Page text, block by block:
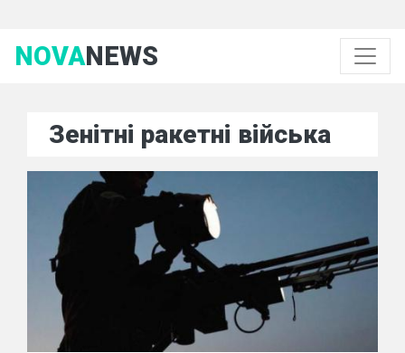
NOVANEWS
Зенітні ракетні війська